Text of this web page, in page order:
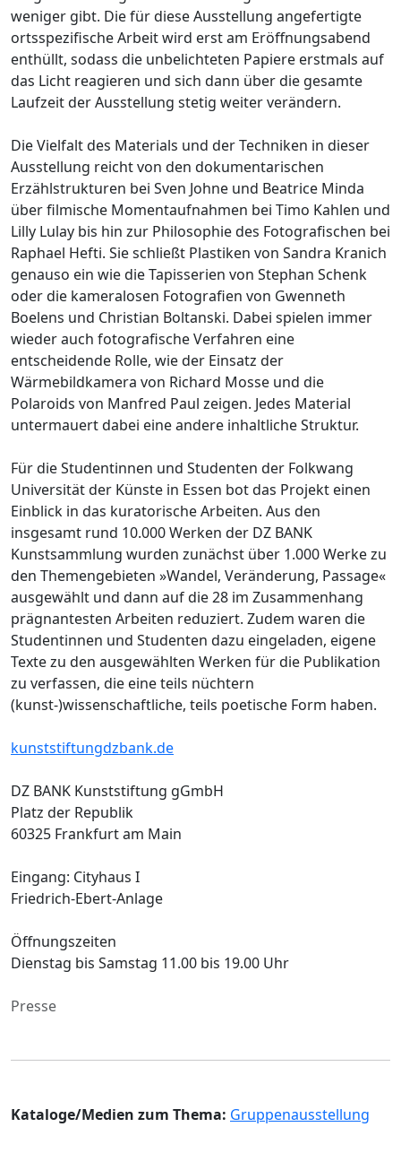
weniger gibt. Die für diese Ausstellung angefertigte
ortsspezifische Arbeit wird erst am Eröffnungsabend
enthüllt, sodass die unbelichteten Papiere erstmals auf
das Licht reagieren und sich dann über die gesamte
Laufzeit der Ausstellung stetig weiter verändern.
Die Vielfalt des Materials und der Techniken in dieser
Ausstellung reicht von den dokumentarischen
Erzählstrukturen bei Sven Johne und Beatrice Minda
über filmische Momentaufnahmen bei Timo Kahlen und
Lilly Lulay bis hin zur Philosophie des Fotografischen bei
Raphael Hefti. Sie schließt Plastiken von Sandra Kranich
genauso ein wie die Tapisserien von Stephan Schenk
oder die kameralosen Fotografien von Gwenneth
Boelens und Christian Boltanski. Dabei spielen immer
wieder auch fotografische Verfahren eine
entscheidende Rolle, wie der Einsatz der
Wärmebildkamera von Richard Mosse und die
Polaroids von Manfred Paul zeigen. Jedes Material
untermauert dabei eine andere inhaltliche Struktur.
Für die Studentinnen und Studenten der Folkwang
Universität der Künste in Essen bot das Projekt einen
Einblick in das kuratorische Arbeiten. Aus den
insgesamt rund 10.000 Werken der DZ BANK
Kunstsammlung wurden zunächst über 1.000 Werke zu
den Themengebieten »Wandel, Veränderung, Passage«
ausgewählt und dann auf die 28 im Zusammenhang
prägnantesten Arbeiten reduziert. Zudem waren die
Studentinnen und Studenten dazu eingeladen, eigene
Texte zu den ausgewählten Werken für die Publikation
zu verfassen, die eine teils nüchtern
(kunst-)wissenschaftliche, teils poetische Form haben.
kunststiftungdzbank.de
DZ BANK Kunststiftung gGmbH
Platz der Republik
60325 Frankfurt am Main
Eingang: Cityhaus I
Friedrich-Ebert-Anlage
Öffnungszeiten
Dienstag bis Samstag 11.00 bis 19.00 Uhr
Presse
Kataloge/Medien zum Thema: Gruppenausstellung